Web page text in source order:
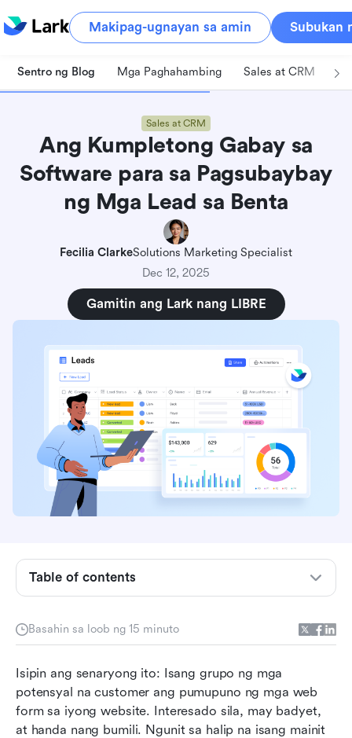
Makipag-ugnayan sa amin Subukan
Sentro ng Blog Mga Paghahambing Sales at CRM
Sales at CRM
Ang Kumpletong Gabay sa
Software para sa Pagsubaybay
ng Mga Lead sa Benta
Fecilia ClarkeSolutions Marketing Specialist
Dec 12, 2025
Gamitin ang Lark nang LIBRE
Basahin sa loob ng 15 minuto
Isipin ang senaryong ito: Isang grupo ng mga
potensyal na customer ang pumupuno ng mga web
form sa iyong website. Interesado sila, may badyet,
at handa nang bumili. Ngunit sa halip na isang mainit
Table of contents
Mga pangunahing punto: Nangungunang 5
software para sa pagsubaybay ng mga lead sa
benta sa isang sulyap
Mga pangunahing tampok na dapat hanapin sa
Ang nakatagong hamon: Bakit nabibigo ang
lead
Top 8 na software para sa pagsubaybay ng mga
lead sa benta para sa lumalaking mga koponan